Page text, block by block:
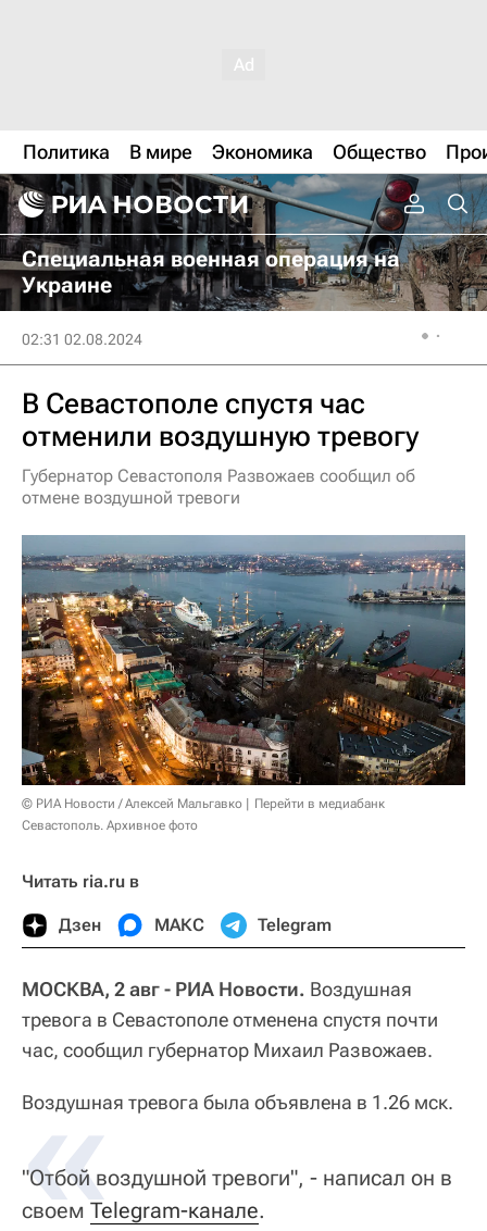
Политика В мире Экономика Общество
Специальная военная операция на
Украине
02:31 02.08.2024
В Севастополе спустя час
отменили воздушную тревогу
Губернатор Севастополя Развожаев сообщил об
отмене воздушной тревоги
© РИА Новости / Алексей Мальгавко
Перейти в медиабанк
Севастополь. Архивное фото
Читать ria.ru в
Дзен МАКС Telegram
МОСКВА, 2 авг - РИА Новости. Воздушная
тревога в Севастополе отменена спустя почти
час, сообщил губернатор Михаил Развожаев.
Воздушная тревога была объявлена в 1.26 мск.
«
"Отбой воздушной тревоги", - написал он в
своем Telegram-канале.